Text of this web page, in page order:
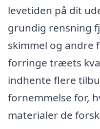
levetiden på dit
grundig rensning
skimmel og andre
forringe træets
indhente flere
fornemmelse for,
materialer de